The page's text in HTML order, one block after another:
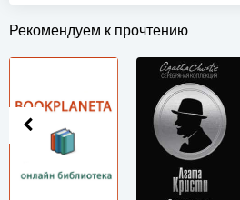
Рекомендуем к прочтению